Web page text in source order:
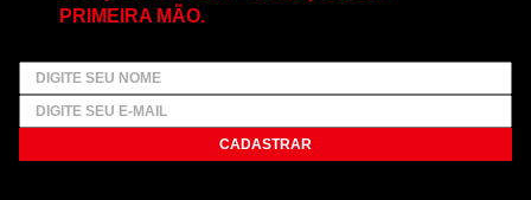
PRIMEIRA MÃO.
CADASTRAR